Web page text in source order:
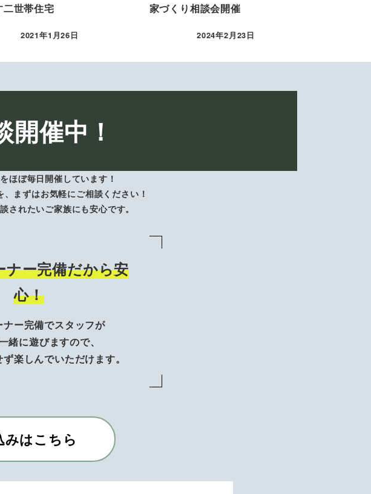
二世帯住宅
投稿日
2021年1月26日
家づくり相談会開催
投稿日
2024年2月23日
催中！
ほぼ毎日開催しています！
まずはお気軽にご相談ください！
されたいご家族にも安心です。
ナー完備だから安
心！
ナー完備でスタッフが
緒に遊びますので、
楽しんでいただけます。
みはこちら